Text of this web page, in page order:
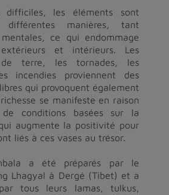
difficiles, les éléments sont
manières, tant
ce qui endommage
et intérieurs. Les
de terre, les tornades, les
incendies proviennent des
qui provoquent également
se manifeste en raison
conditions basées sur la
augmente la positivité pour
liés à ces vases au trésor.
a été préparés par le
Lhagyal à Dergé (Tibet) et a
tous leurs lamas, tulkus,